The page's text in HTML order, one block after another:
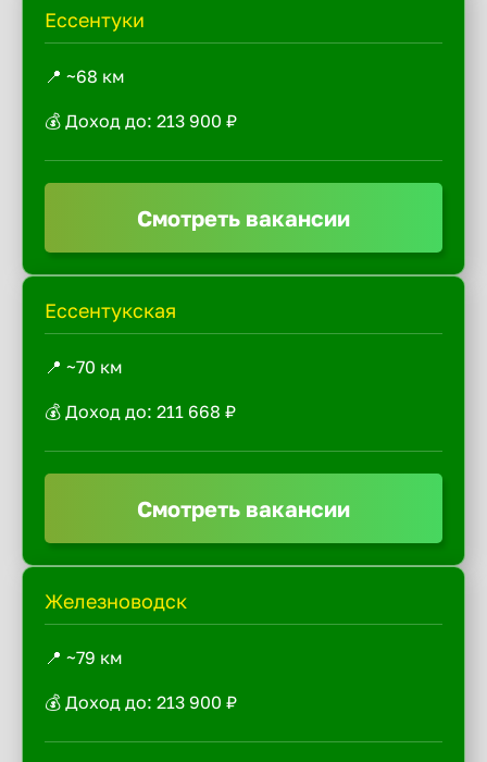
Ессентуки
📍 ~68 км
💰 Доход до: 213 900 ₽
Смотреть вакансии
Ессентукская
📍 ~70 км
💰 Доход до: 211 668 ₽
Смотреть вакансии
Железноводск
📍 ~79 км
💰 Доход до: 213 900 ₽